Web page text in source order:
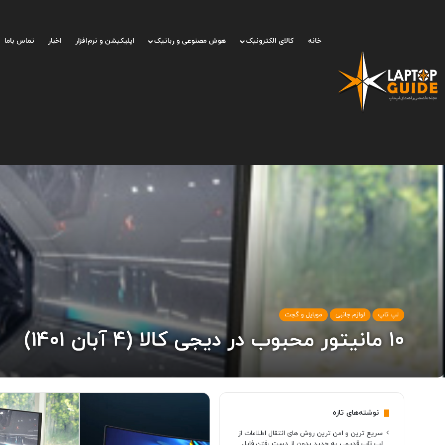
خانه کالای الکترونیک هوش مصنوعی و رباتیک اپلیکیشن و نرم‌افزار اخبار تماس باما
صفحه اصلی
لپ تاپ لوازم جانبی موبایل و گجت
۱۰ مانیتور محبوب در دیجی کالا (۴ آبان ۱۴۰۱)
نوشته‌های تازه
سریع ترین و امن ترین روش های انتقال اطلاعات از